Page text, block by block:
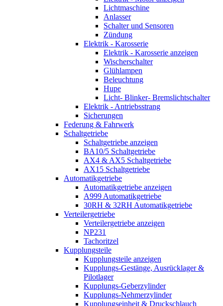
Lichtmaschine
Anlasser
Schalter und Sensoren
Zündung
Elektrik - Karosserie
Elektrik - Karosserie anzeigen
Wischerschalter
Glühlampen
Beleuchtung
Hupe
Licht- Blinker- Bremslichtschalter
Elektrik - Antriebsstrang
Sicherungen
Federung & Fahrwerk
Schaltgetriebe
Schaltgetriebe anzeigen
BA10/5 Schaltgetriebe
AX4 & AX5 Schaltgetriebe
AX15 Schaltgetriebe
Automatikgetriebe
Automatikgetriebe anzeigen
A999 Automatikgetriebe
30RH & 32RH Automatikgetriebe
Verteilergetriebe
Verteilergetriebe anzeigen
NP231
Tachoritzel
Kupplungsteile
Kupplungsteile anzeigen
Kupplungs-Gestänge, Ausrücklager &
Pilotlager
Kupplungs-Geberzylinder
Kupplungs-Nehmerzylinder
Kupplungseinheit & Druckschlauch